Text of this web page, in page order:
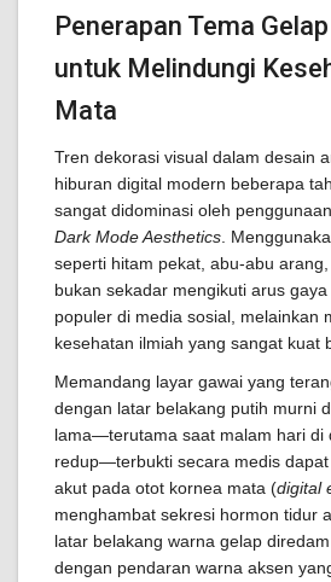
Penerapan Tema
untuk Melindungi
Mata
Tren dekorasi visual dalam desain
hiburan digital modern beberapa
sangat didominasi oleh
Dark Mode Aesthetics .
seperti hitam pekat, abu-abu
bukan sekadar mengikuti arus
populer di media sosial, melainkan
kesehatan ilmiah yang sangat kuat
Memandang layar gawai yang
dengan latar belakang putih murni
lama—terutama saat malam hari di
redup—terbukti secara medis
akut pada otot kornea mata (digital
menghambat sekresi hormon tidur
latar belakang warna gelap
dengan pendaran warna aksen